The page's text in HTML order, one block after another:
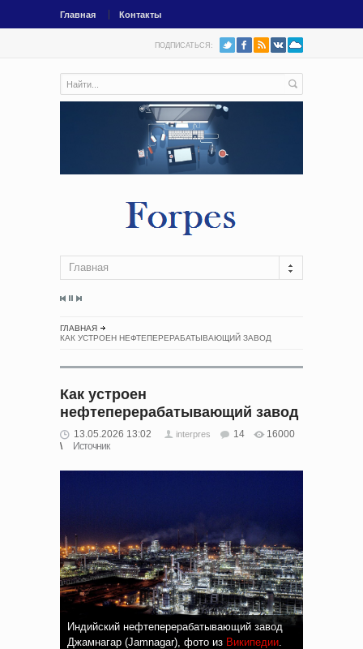
Главная Контакты
ПОДПИСАТЬСЯ:
Главная
ГЛАВНАЯ
КАК УСТРОЕН НЕФТЕПЕРЕРАБАТЫВАЮЩИЙ ЗАВОД
Как устроен
нефтеперерабатывающий завод
13.05.2026 13:02 interpres 14
16000
Источник
Индийский нефтеперерабатывающий завод
Джамнагар (Jamnagar), фото из Википедии